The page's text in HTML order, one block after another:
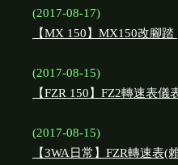
(2017-08-17)
【MX 150】MX150改腳踏
(2017-08-15)
【FZR 150】FZ2轉速表儀
(2017-08-15)
【3WA日常】FZR轉速表(